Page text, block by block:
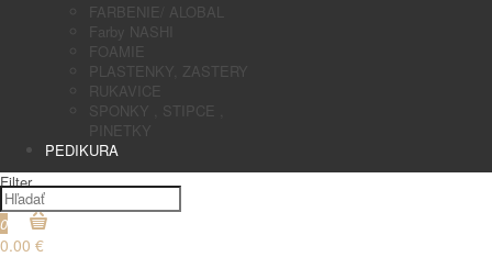
FARBENIE/ ALOBAL
Farby NASHI
FOAMIE
PLASTENKY, ZASTERY
RUKAVICE
SPONKY , STIPCE ,
PINETKY
PEDIKURA
Filter
0
0.00 €